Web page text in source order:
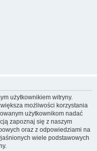
użytkownikiem witryny.
możliwości korzystania
użytkownikom nadać
zapoznaj się z naszym
oraz z odpowiedziami na
wiele podstawowych